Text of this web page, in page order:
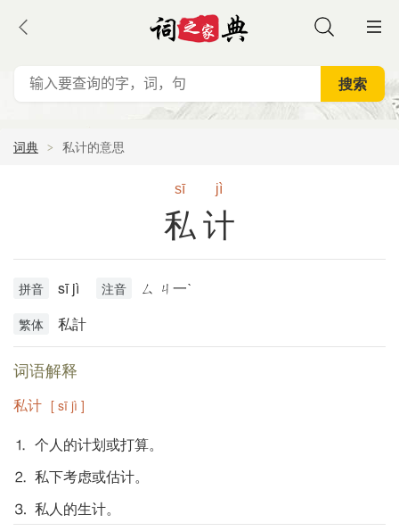
词典 私计的意思
sī jì
私计
拼音 sī jì 注音 ㄙ ㄐ一ˋ
繁体 私計
词语解释
私计 [ sī jì ]
⒈ 个人的计划或打算。
⒉ 私下考虑或估计。
⒊ 私人的生计。